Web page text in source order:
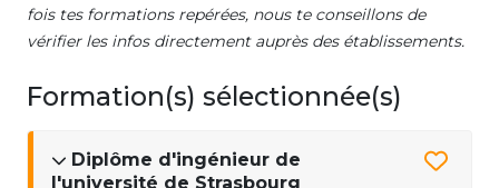
fois tes formations repérées, nous te conseillons de
vérifier les infos directement auprès des établissements.
Formation(s) sélectionnée(s)
Diplôme d'ingénieur de
l'université de Strasbourg